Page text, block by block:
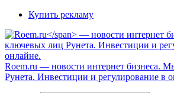
Купить рекламу
Roem.ru — новости интернет бизнеса.
Рунета. Инвестиции и регулирование в